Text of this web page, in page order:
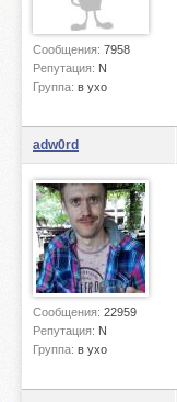
Сообщения: 7958
Репутация: N
Группа: в ухо
adw0rd
Сообщения: 22959
Репутация: N
Группа: в ухо